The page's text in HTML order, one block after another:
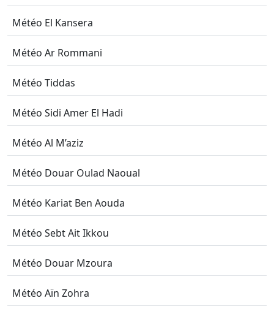
Météo El Kansera
Météo Ar Rommani
Météo Tiddas
Météo Sidi Amer El Hadi
Météo Al M’aziz
Météo Douar Oulad Naoual
Météo Kariat Ben Aouda
Météo Sebt Ait Ikkou
Météo Douar Mzoura
Météo Aïn Zohra